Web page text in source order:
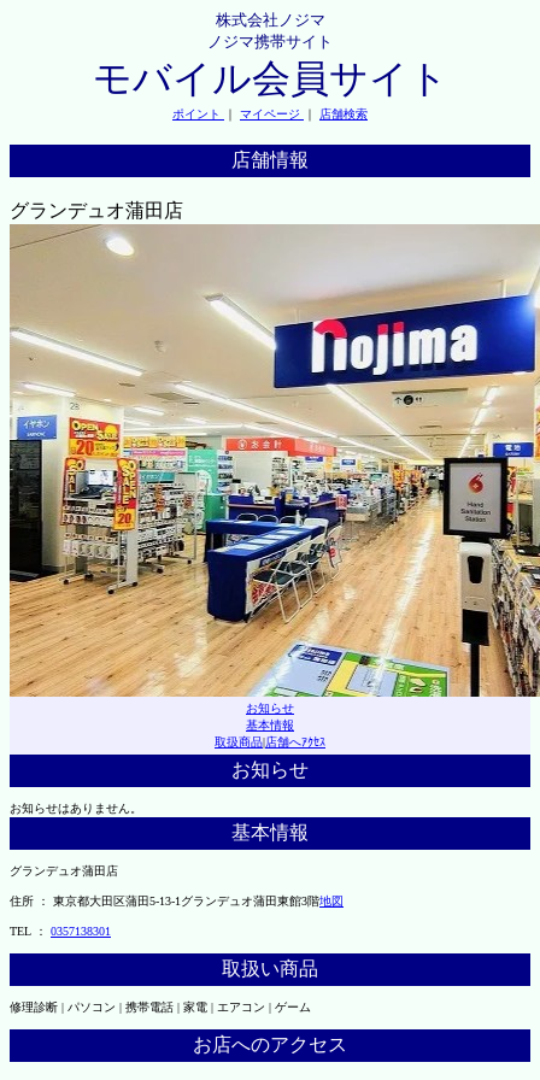
株式会社ノジマ
ノジマ携帯サイト
モバイル会員サイト
ポイント ｜ マイページ ｜ 店舗検索
店舗情報
グランデュオ蒲田店
お知らせ
基本情報
取扱商品|店舗へｱｸｾｽ
お知らせ
お知らせはありません。
基本情報
グランデュオ蒲田店
住所 ： 東京都大田区蒲田5-13-1グランデュオ蒲田東館3階地図
TEL ： 0357138301
取扱い商品
修理診断 | パソコン | 携帯電話 | 家電 | エアコン | ゲーム
お店へのアクセス